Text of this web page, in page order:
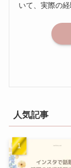
いて、実際の
人気記事